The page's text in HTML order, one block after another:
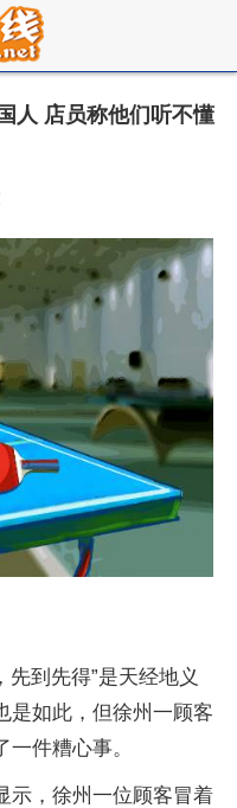
人 店员称他们听不懂
先到先得”是天经地义
是如此，但徐州一顾客
件糟心事。
示，徐州一位顾客冒着